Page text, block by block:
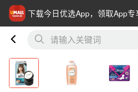
下载今日优选App，领取App专
请输入关键词